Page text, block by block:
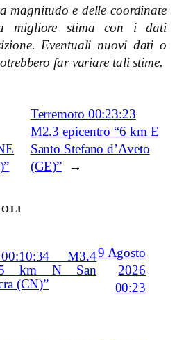
magnitudo e delle coordinate
migliore stima con i dati
Eventuali nuovi dati o
far variare tali stime.
Terremoto 00:23:23
M2.3 epicentro “6 km E
Santo Stefano d’Aveto
(GE)”
→
M3.4
km N San
(CN)”
9 Agosto
2026
00:23